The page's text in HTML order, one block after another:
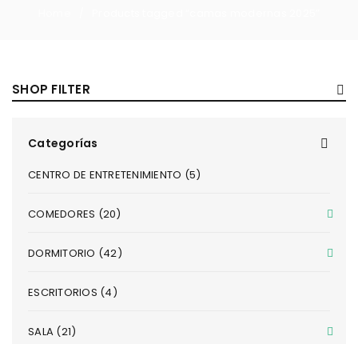
SHOP FILTER
Categorías
CENTRO DE ENTRETENIMIENTO (5)
COMEDORES (20)
DORMITORIO (42)
ESCRITORIOS (4)
SALA (21)